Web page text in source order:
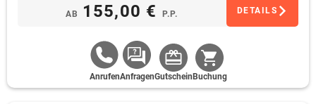
AB 155,00 € P.P. DETAILS
AnrufenAnfragenGutschein Buchung